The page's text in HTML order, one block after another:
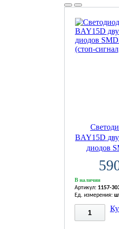
BAY15D
диодов
В наличии
Артикул: 1157-
Ед. измерения: